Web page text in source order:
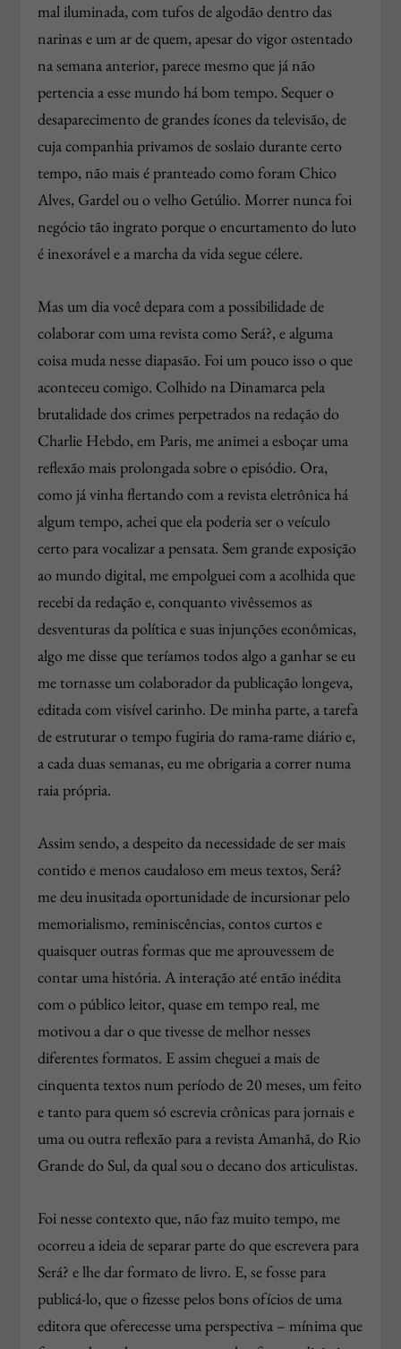
mal iluminada, com tufos de algodão dentro das
narinas e um ar de quem, apesar do vigor ostentado
na semana anterior, parece mesmo que já não
pertencia a esse mundo há bom tempo. Sequer o
desaparecimento de grandes ícones da televisão, de
cuja companhia privamos de soslaio durante certo
tempo, não mais é pranteado como foram Chico
Alves, Gardel ou o velho Getúlio. Morrer nunca foi
negócio tão ingrato porque o encurtamento do luto
é inexorável e a marcha da vida segue célere.
Mas um dia você depara com a possibilidade de
colaborar com uma revista como Será?, e alguma
coisa muda nesse diapasão. Foi um pouco isso o que
aconteceu comigo. Colhido na Dinamarca pela
brutalidade dos crimes perpetrados na redação do
Charlie Hebdo, em Paris, me animei a esboçar uma
reflexão mais prolongada sobre o episódio. Ora,
como já vinha flertando com a revista eletrônica há
algum tempo, achei que ela poderia ser o veículo
certo para vocalizar a pensata. Sem grande exposição
ao mundo digital, me empolguei com a acolhida que
recebi da redação e, conquanto vivêssemos as
desventuras da política e suas injunções econômicas,
algo me disse que teríamos todos algo a ganhar se eu
me tornasse um colaborador da publicação longeva,
editada com visível carinho. De minha parte, a tarefa
de estruturar o tempo fugiria do rama-rame diário e,
a cada duas semanas, eu me obrigaria a correr numa
raia própria.
Assim sendo, a despeito da necessidade de ser mais
contido e menos caudaloso em meus textos, Será?
me deu inusitada oportunidade de incursionar pelo
memorialismo, reminiscências, contos curtos e
quaisquer outras formas que me aprouvessem de
contar uma história. A interação até então inédita
com o público leitor, quase em tempo real, me
motivou a dar o que tivesse de melhor nesses
diferentes formatos. E assim cheguei a mais de
cinquenta textos num período de 20 meses, um feito
e tanto para quem só escrevia crônicas para jornais e
uma ou outra reflexão para a revista Amanhã, do Rio
Grande do Sul, da qual sou o decano dos articulistas.
Foi nesse contexto que, não faz muito tempo, me
ocorreu a ideia de separar parte do que escrevera para
Será? e lhe dar formato de livro. E, se fosse para
publicá-lo, que o fizesse pelos bons ofícios de uma
editora que oferecesse uma perspectiva – mínima que